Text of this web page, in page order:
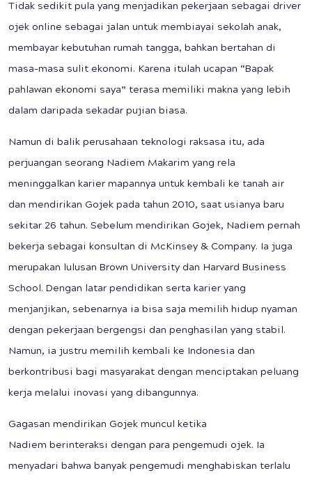
Tidak sedikit pula yang menjadikan pekerjaan sebagai driver
ojek online sebagai jalan untuk membiayai sekolah anak,
membayar kebutuhan rumah tangga, bahkan bertahan di
masa-masa sulit ekonomi. Karena itulah ucapan “Bapak
pahlawan ekonomi saya” terasa memiliki makna yang lebih
dalam daripada sekadar pujian biasa.
Namun di balik perusahaan teknologi raksasa itu, ada
perjuangan seorang Nadiem Makarim yang rela
meninggalkan karier mapannya untuk kembali ke tanah air
dan mendirikan Gojek pada tahun 2010, saat usianya baru
sekitar 26 tahun. Sebelum mendirikan Gojek, Nadiem pernah
bekerja sebagai konsultan di McKinsey & Company. Ia juga
merupakan lulusan Brown University dan Harvard Business
School. Dengan latar pendidikan serta karier yang
menjanjikan, sebenarnya ia bisa saja memilih hidup nyaman
dengan pekerjaan bergengsi dan penghasilan yang stabil.
Namun, ia justru memilih kembali ke Indonesia dan
berkontribusi bagi masyarakat dengan menciptakan peluang
kerja melalui inovasi yang dibangunnya.
Gagasan mendirikan Gojek muncul ketika
Nadiem berinteraksi dengan para pengemudi ojek. Ia
menyadari bahwa banyak pengemudi menghabiskan terlalu